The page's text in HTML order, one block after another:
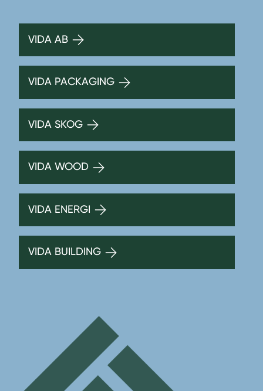
VIDA AB
VIDA PACKAGING
VIDA SKOG
VIDA WOOD
VIDA ENERGI
VIDA BUILDING